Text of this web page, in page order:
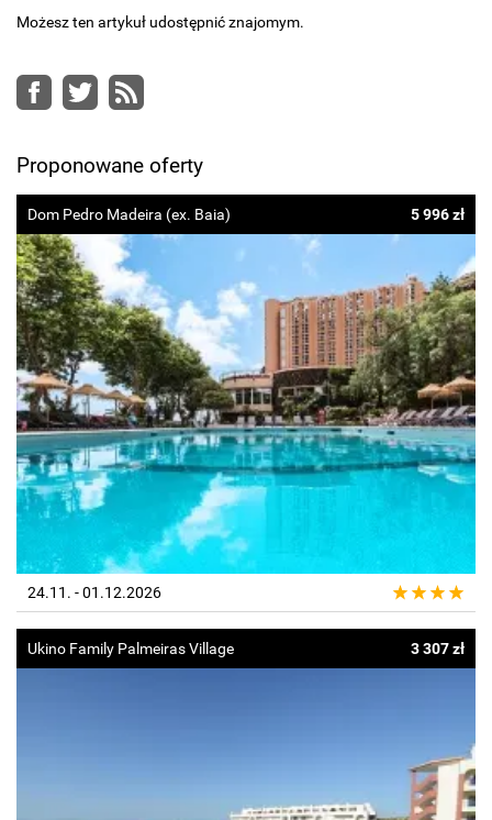
Możesz ten artykuł udostępnić znajomym.
Facebook
Twitter
RSS
Proponowane oferty
Dom Pedro Madeira (ex. Baia) 5 996 zł
24.11. - 01.12.2026
Ukino Family Palmeiras Village 3 307 zł